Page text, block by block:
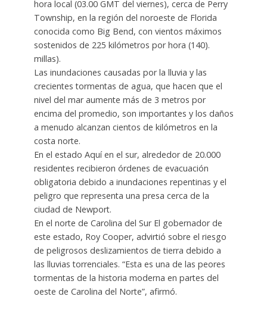
hora local (03.00 GMT del viernes), cerca de Perry
Township, en la región del noroeste de Florida
conocida como Big Bend, con vientos máximos
sostenidos de 225 kilómetros por hora (140).
millas).
Las inundaciones causadas por la lluvia y las
crecientes tormentas de agua, que hacen que el
nivel del mar aumente más de 3 metros por
encima del promedio, son importantes y los daños
a menudo alcanzan cientos de kilómetros en la
costa norte.
En el estado Aquí en el sur, alrededor de 20.000
residentes recibieron órdenes de evacuación
obligatoria debido a inundaciones repentinas y el
peligro que representa una presa cerca de la
ciudad de Newport.
En el norte de Carolina del Sur El gobernador de
este estado, Roy Cooper, advirtió sobre el riesgo
de peligrosos deslizamientos de tierra debido a
las lluvias torrenciales. “Esta es una de las peores
tormentas de la historia moderna en partes del
oeste de Carolina del Norte”, afirmó.